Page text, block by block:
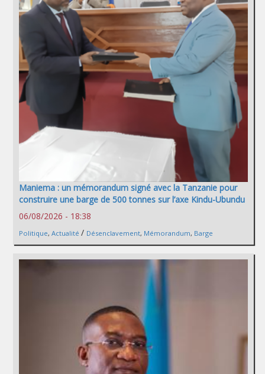
Maniema : un mémorandum signé avec la Tanzanie pour
construire une barge de 500 tonnes sur l’axe Kindu-Ubundu
06/08/2026 - 18:38
Politique, Actualité / Désenclavement, Mémorandum, Barge